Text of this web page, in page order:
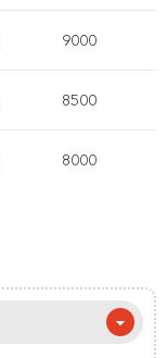
9000
8500
8000